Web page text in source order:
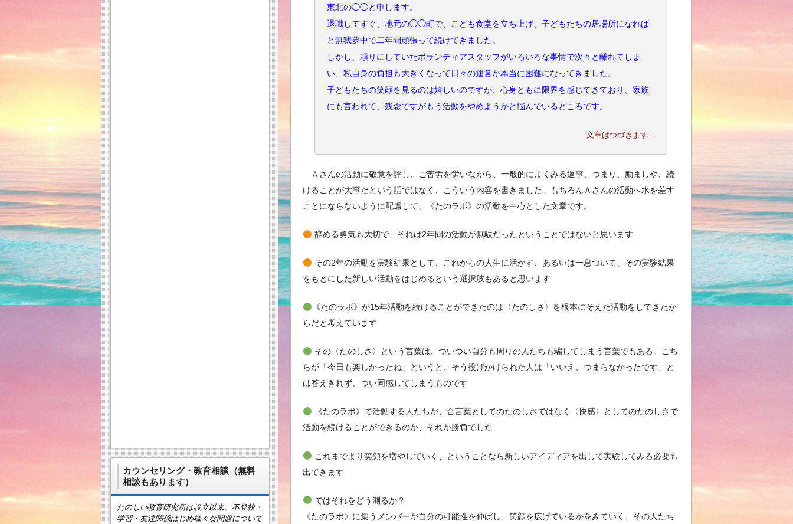
東北の◯◯と申します。
退職してすぐ、地元の◯◯町で、こども食堂を立ち上げ、子どもたちの居場所になれば
と無我夢中で二年間頑張って続けてきました。
しかし、頼りにしていたボランティアスタッフがいろいろな事情で次々と離れてしま
い、私自身の負担も大きくなって日々の運営が本当に困難になってきました。
子どもたちの笑顔を見るのは嬉しいのですが、心身ともに限界を感じてきており、家族
にも言われて、残念ですがもう活動をやめようかと悩んでいるところです。
文章はつづきます…
Ａさんの活動に敬意を評し、ご苦労を労いながら、一般的によくみる返事、つまり、励ましや、続
けることが大事だという話ではなく、こういう内容を書きました。もちろんＡさんの活動へ水を差す
ことにならないように配慮して、《たのラボ》の活動を中心とした文章です。
辞める勇気も大切で、それは2年間の活動が無駄だったということではないと思います
その2年の活動を実験結果として、これからの人生に活かす、あるいは一息ついて、その実験結果
をもとにした新しい活動をはじめるという選択肢もあると思います
《たのラボ》が15年活動を続けることができたのは〈たのしさ〉を根本にそえた活動をしてきたか
らだと考えています
その〈たのしさ〉という言葉は、ついつい自分も周りの人たちも騙してしまう言葉でもある。こち
らが「今日も楽しかったね」というと、そう投げかけられた人は「いいえ、つまらなかったです」と
は答えきれず、つい同感してしまうものです
《たのラボ》で活動する人たちが、合言葉としてのたのしさではなく〈快感〉としてのたのしさで
活動を続けることができるのか、それが勝負でした
これまでより笑顔を増やしていく、ということなら新しいアイディアを出して実験してみる必要も
出てきます
ではそれをどう測るか？
《たのラボ》に集うメンバーが自分の可能性を伸ばし、笑顔を広げているかをみていく、その人たち
カウンセリング・教育相談（無料
相談もあります）
たのしい教育研究所は設立以来、不登校・
学習・友達関係はじめ様々な問題について